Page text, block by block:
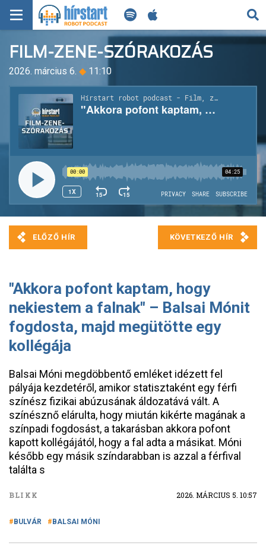
KERESÉS
KEZDŐLAP
FRISS HÍREK
TECH HÍREK
FILM-ZENE-SZÓRAKOZÁS
PLAYLIST
MI AZ A ROBOT PODCAST?
FILM-ZENE-SZÓRAKOZÁS
2026. március 6. ◆ 11:10
"Akkora pofont kaptam, hogy
nekiestem a falnak" – Balsai Mónit
fogdosta, majd megütötte egy
kollégája
Balsai Móni megdöbbentő emléket idézett fel
pályája kezdetéről, amikor statisztaként egy férfi
színész fizikai abúzusának áldozatává vált. A
színésznő elárulta, hogy miután kikérte magának a
színpadi fogdosást, a takarásban akkora pofont
kapott kollégájától, hogy a fal adta a másikat. Móni
később egy másik színdarabban is azzal a férfival
találta s
BLIKK 2026. MÁRCIUS 5. 10:57
BULVÁR BALSAI MÓNI